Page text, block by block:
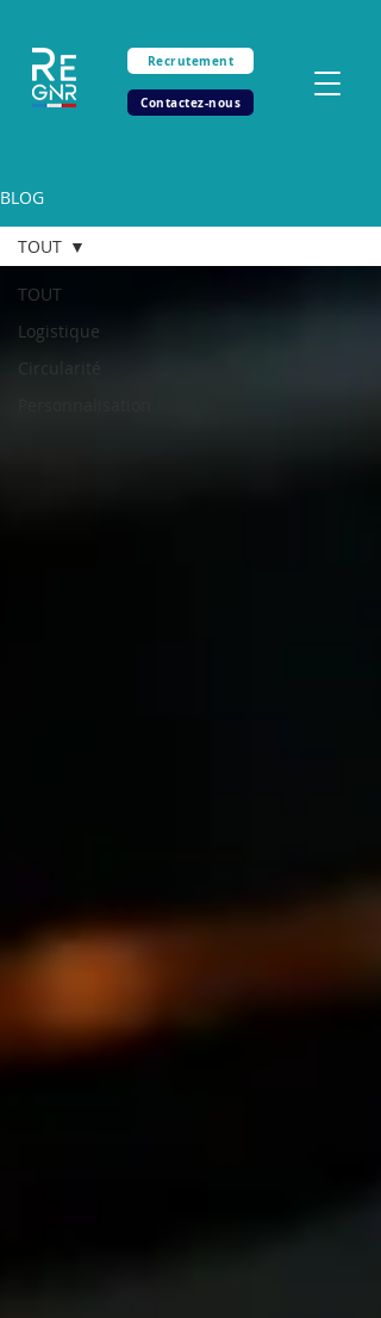
Recrutement
Contactez-nous
BLOG
TOUT
Logistique
Circularité
TOUT